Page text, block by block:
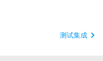
测试集成